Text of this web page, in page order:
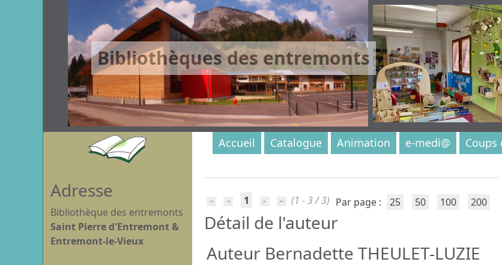
Bibliothèques des entremonts
1 (1 - 3 / 3) Par page : 25 50 100 200
Détail de l'auteur
Auteur Bernadette THEULET-LUZIE
Accueil Catalogue Animation e-medi@ Coups
Adresse
Bibliothèque des entremonts
Saint Pierre d'Entremont &
Entremont-le-Vieux